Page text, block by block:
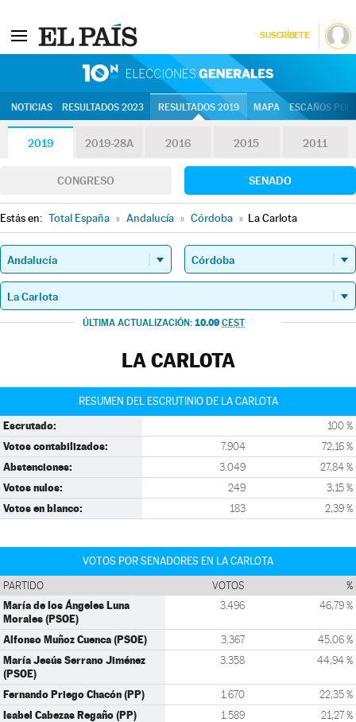
SUSCRÍBETE
NOTICIAS RESULTADOS 2023 RESULTADOS 2019 MAPA ESCAÑOS
2019 2019-28A 2016 2015 2011
CONGRESO SENADO
Estás en: Total España » Andalucía » Córdoba » La Carlota
ÚLTIMA ACTUALIZACIÓN: 10.09 CEST
LA CARLOTA
RESUMEN DEL ESCRUTINIO DE LA CARLOTA
Escrutado: 100 %
Votos contabilizados: 7.904 72,16 %
Abstenciones: 3.049 27,84 %
Votos nulos: 249 3,15 %
Votos en blanco: 183 2,39 %
VOTOS POR SENADORES EN LA CARLOTA
PARTIDO VOTOS %
María de los Ángeles Luna
Morales (PSOE)
3.496 46,79 %
Alfonso Muñoz Cuenca (PSOE) 3.367 45,06 %
María Jesús Serrano Jiménez
(PSOE)
3.358 44,94 %
Fernando Priego Chacón (PP) 1.670 22,35 %
Isabel Cabezas Regaño (PP) 1.589 21,27 %